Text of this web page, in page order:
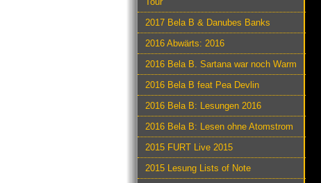
2017 Bela B & Danubes Banks
2016 Abwärts: 2016
2016 Bela B. Sartana war noch Warm
2016 Bela B feat Pea Devlin
2016 Bela B: Lesungen 2016
2016 Bela B: Lesen ohne Atomstrom
2015 FURT Live 2015
2015 Lesung Lists of Note